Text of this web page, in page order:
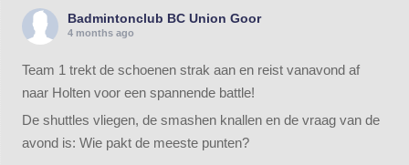
Badmintonclub BC Union Goor
4 months ago
Team 1 trekt de schoenen strak aan en reist vanavond af
naar Holten voor een spannende battle!
De shuttles vliegen, de smashen knallen en de vraag van de
avond is: Wie pakt de meeste punten?